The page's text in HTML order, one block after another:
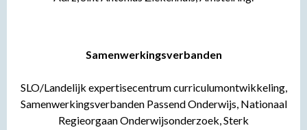
Samenwerkingsverbanden
SLO/Landelijk expertisecentrum curriculumontwikkeling,
Samenwerkingsverbanden Passend Onderwijs, Nationaal
Regieorgaan Onderwijsonderzoek, Sterk